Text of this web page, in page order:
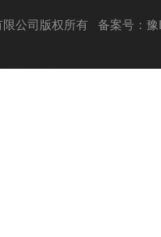
限公司版权所有 备案号：